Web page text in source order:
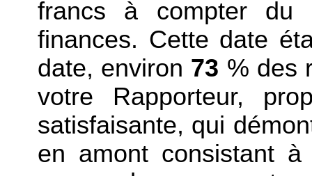
francs à compter
finances. Cette date
date, environ 73 % des
votre Rapporteur,
satisfaisante, qui
en amont consistant